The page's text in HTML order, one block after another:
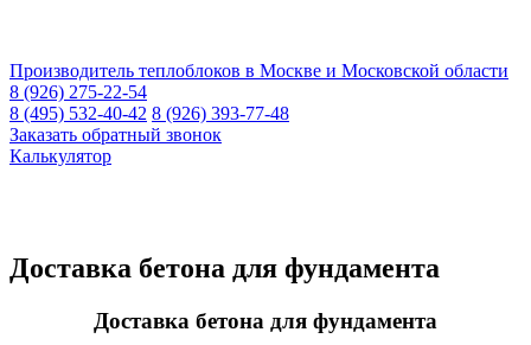
Производитель теплоблоков в Москве и Московской области
8 (926) 275-22-54
8 (495) 532-40-42 8 (926) 393-77-48
Заказать обратный звонок
Калькулятор
Доставка бетона для фундамента
Доставка бетона для фундамента